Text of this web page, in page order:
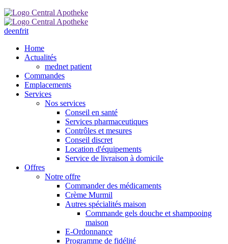
deenfrit
Home
Actualités
mednet patient
Commandes
Emplacements
Services
Nos services
Conseil en santé
Services pharmaceutiques
Contrôles et mesures
Conseil discret
Location d'équipements
Service de livraison à domicile
Offres
Notre offre
Commander des médicaments
Crème Murmil
Autres spécialités maison
Commande gels douche et shampooing
maison
E-Ordonnance
Programme de fidélité